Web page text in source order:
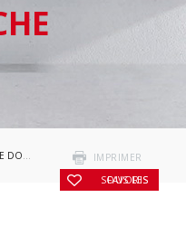
IMPRIMER
SOUS LES FAVORIS
RECEVEURS DE DOUCHE